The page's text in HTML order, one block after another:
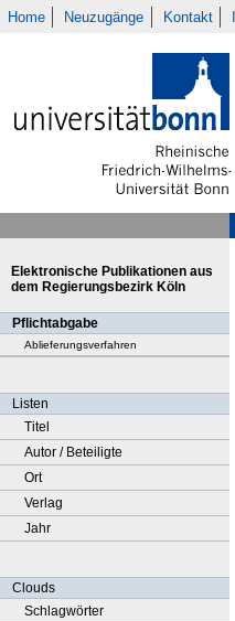
Home Neuzugänge Kontakt
Elektronische Publikationen aus
dem Regierungsbezirk Köln
Pflichtabgabe
Ablieferungsverfahren
Listen
Titel
Autor / Beteiligte
Ort
Verlag
Jahr
Clouds
Schlagwörter